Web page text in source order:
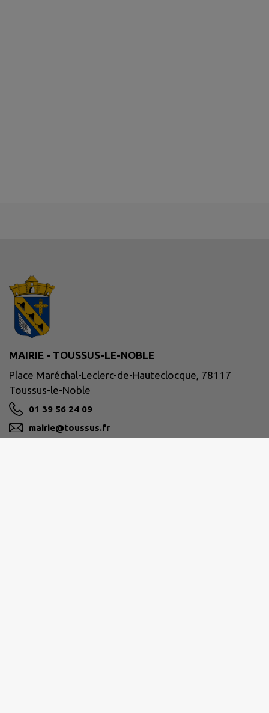
MAIRIE - TOUSSUS-LE-NOBLE
Place Maréchal-Leclerc-de-Hauteclocque, 78117
Toussus-le-Noble
01 39 56 24 09
mairie@toussus.fr